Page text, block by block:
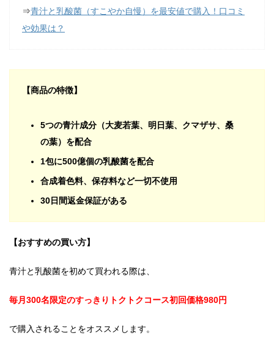
⇒青汁と乳酸菌（すこやか自慢）を最安値で購入！口コミ
や効果は？
【商品の特徴】
5つの青汁成分（大麦若葉、明日葉、クマザサ、桑
の葉）を配合
1包に500億個の乳酸菌を配合
合成着色料、保存料など一切不使用
30日間返金保証がある
【おすすめの買い方】
青汁と乳酸菌を初めて買われる際は、
毎月300名限定のすっきりトクトクコース初回価格980円
で購入されることをオススメします。